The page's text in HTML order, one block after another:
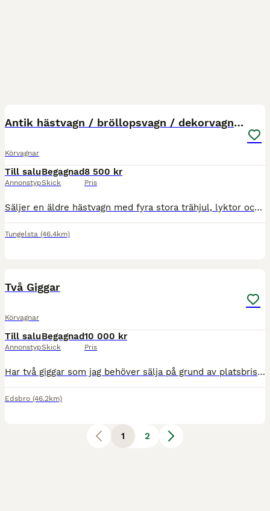
Antik hästvagn / bröllopsvagn / dekorvagn lyktor
Körvagnar
Till salu
Annonstyp
Begagnad
Skick
8 500 kr
Pris
Säljer en äldre hästvagn med fyra stora trähjul, lyktor och fin dekorativ karaktär. Passar som renoveringsobjekt, dekoration på gård/herrgård, bröllopsvagn, foto-/eventrekvisita eller samlarobjekt. V
Tungelsta (46.4km)
Två Giggar
Körvagnar
Till salu
Annonstyp
Begagnad
Skick
10 000 kr
Pris
Har två giggar som jag behöver sälja på grund av platsbrist. Förvarade inomhus. Använda på storhäst. Båda är i mycket fint skick. Den med ensits kan man byta till två-sitsig. Finns i Norrtälje.
Edsbro (46.2km)
1 2